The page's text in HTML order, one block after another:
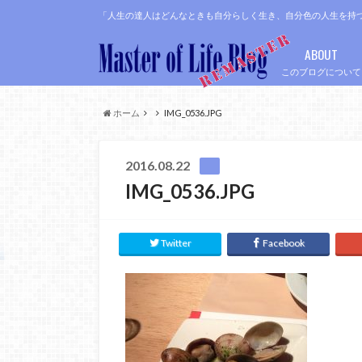
「人生の達人はどんなときも自分らしく生き、自分色の人生を持
このブログについて
ABOUT
ホーム IMG_0536.JPG
2016.08.22
IMG_0536.JPG
Twitter Facebook